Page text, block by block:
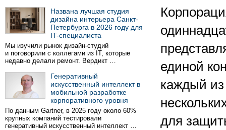
Названа лучшая студия
дизайна интерьера Санкт-
Петербурга в 2026 году для
IT-специалиста
Мы изучили рынок дизайн-студий
и поговорили с коллегами из IT, которые
недавно делали ремонт. Вердикт …
Генеративный
искусственный интеллект в
мобильной разработке
корпоративного уровня
По данным Gartner, в 2025 году около 60%
крупных компаний тестировали
генеративный искусственный интеллект …
единой
каждый из
для